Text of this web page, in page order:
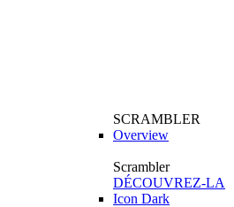
SCRAMBLER
Overview
Scrambler
DÉCOUVREZ-LA
Icon Dark